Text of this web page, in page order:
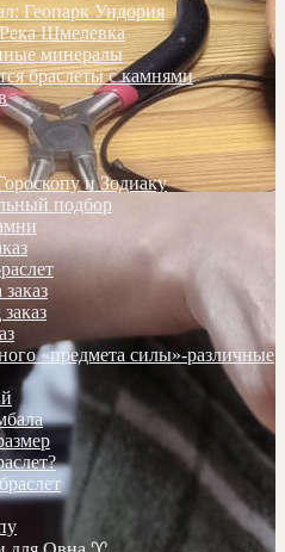
Геопарк Ундория
Шмелевка
минералы
браслеты с камнями
и Зодиаку
подбор
«предмета силы»-различные